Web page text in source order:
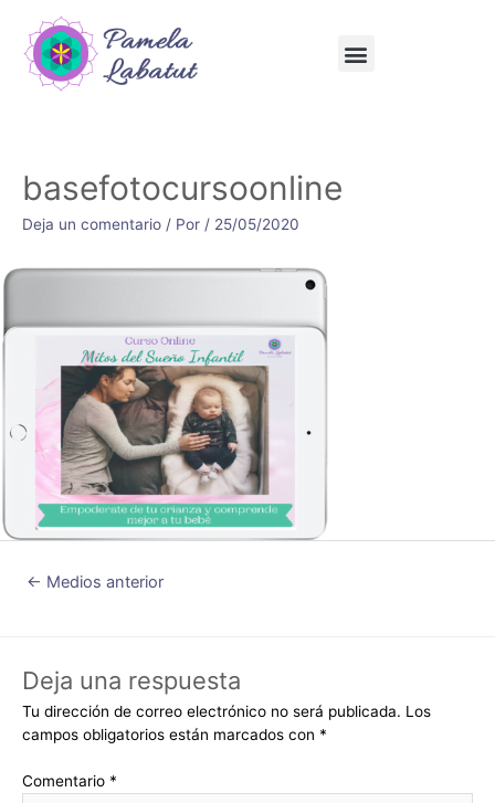
basefotocursoonline
Deja un comentario / Por / 25/05/2020
← Medios anterior
Deja una respuesta
Tu dirección de correo electrónico no será publicada. Los
campos obligatorios están marcados con *
Comentario *